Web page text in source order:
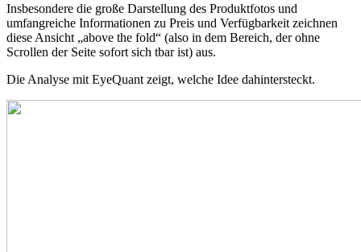
Insbesondere die große Darstellung des Produktfotos und
umfangreiche Informationen zu Preis und Verfügbarkeit zeichnen
diese Ansicht „above the fold“ (also in dem Bereich, der ohne
Scrollen der Seite sofort sich tbar ist) aus.
Die Analyse mit EyeQuant zeigt, welche Idee dahintersteckt.